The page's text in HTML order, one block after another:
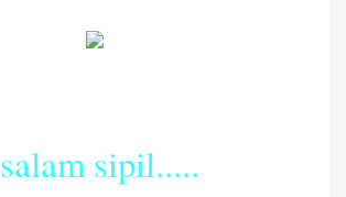
salam sipil.....